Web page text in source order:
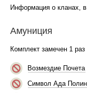
Информация о кланах, в
Амуниция
Комплект замечен 1
Возмездие Почета
Символ Ада